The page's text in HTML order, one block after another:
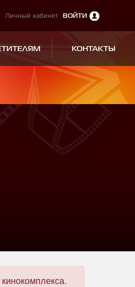
Личный кабинет ВОЙТИ
КОНТАКТЫ